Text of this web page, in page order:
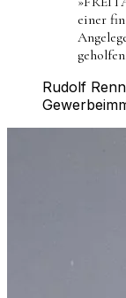
einer
Rudolf